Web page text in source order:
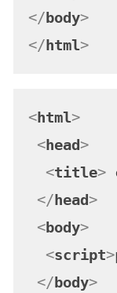
</body>
</html>
<html>
<head>
<title>
</head>
<body>
<script>
</body>